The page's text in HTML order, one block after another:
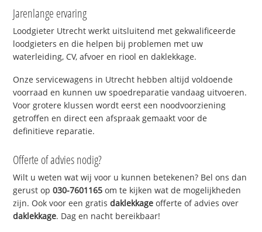
Jarenlange ervaring
Loodgieter Utrecht werkt uitsluitend met gekwalificeerde
loodgieters en die helpen bij problemen met uw
waterleiding, CV, afvoer en riool en daklekkage.
Onze servicewagens in Utrecht hebben altijd voldoende
voorraad en kunnen uw spoedreparatie vandaag uitvoeren.
Voor grotere klussen wordt eerst een noodvoorziening
getroffen en direct een afspraak gemaakt voor de
definitieve reparatie.
Offerte of advies nodig?
Wilt u weten wat wij voor u kunnen betekenen? Bel ons dan
gerust op030-7601165 om te kijken wat de mogelijkheden
zijn. Ook voor een gratisdaklekkage offerte of advies over
daklekkage. Dag en nacht bereikbaar!